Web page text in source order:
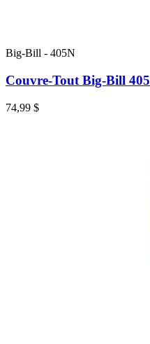
Big-Bill - 405N
Couvre-Tout Big-Bill 405
74,99 $